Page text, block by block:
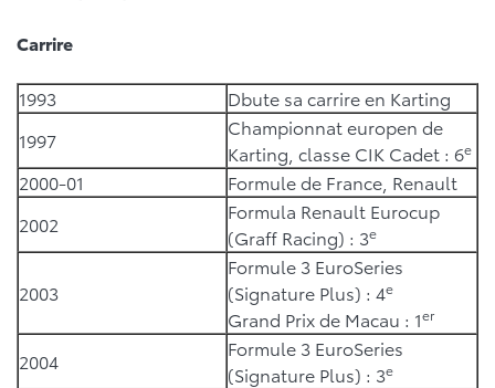
Carrire
1993
Dbute sa carrire en Karting
1997
Championnat europen de
Karting, classe CIK Cadet : 6e
2000-01
Formule de France, Renault
2002
Formula Renault Eurocup
(Graff Racing) : 3e
2003
Formule 3 EuroSeries
(Signature Plus) : 4e
Grand Prix de Macau : 1er
2004
Formule 3 EuroSeries
(Signature Plus) : 3e